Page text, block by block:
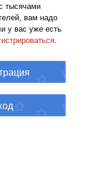
тысячами
вам надо
у вас уже есть
.